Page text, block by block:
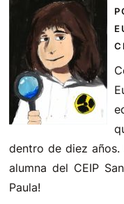
dentro de diez años.
alumna del CEIP
Paula!